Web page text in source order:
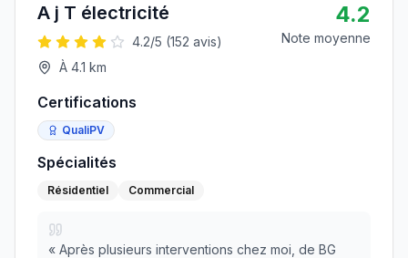
A j T électricité
4.2/5 (152 avis)
À 4.1 km
4.2
Note moyenne
Certifications
QualiPV
Spécialités
Résidentiel Commercial
« Après plusieurs interventions chez moi, de BG